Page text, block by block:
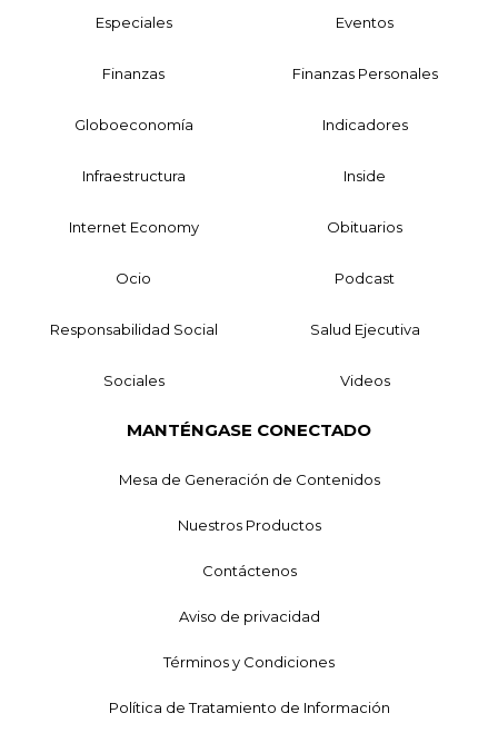
Especiales Eventos
Finanzas Finanzas Personales
Globoeconomía Indicadores
Infraestructura Inside
Internet Economy Obituarios
Ocio Podcast
Responsabilidad Social Salud Ejecutiva
Sociales Videos
MANTÉNGASE CONECTADO
Mesa de Generación de Contenidos
Nuestros Productos
Contáctenos
Aviso de privacidad
Términos y Condiciones
Política de Tratamiento de Información